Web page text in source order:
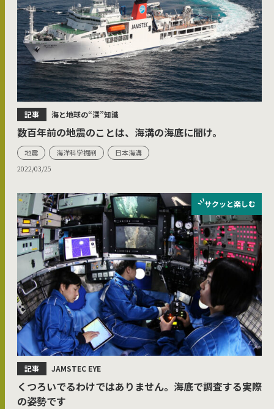
2022/03/25
記事 海と地球の“深”知識
数百年前の地震のことは、海溝の海底に聞け。
地震 海洋科学掘削 日本海溝
サクッと楽しむ
記事 JAMSTEC EYE
くつろいでるわけではありません。海底で調査する実際
の姿勢です